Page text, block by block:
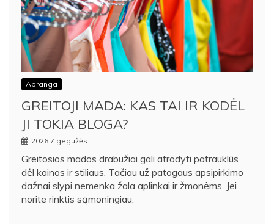
Apranga
GREITOJI MADA: KAS TAI IR KODĖL
JI TOKIA BLOGA?
2026 7 gegužės
Greitosios mados drabužiai gali atrodyti patrauklūs
dėl kainos ir stiliaus. Tačiau už patogaus apsipirkimo
dažnai slypi nemenka žala aplinkai ir žmonėms. Jei
norite rinktis sąmoningiau,